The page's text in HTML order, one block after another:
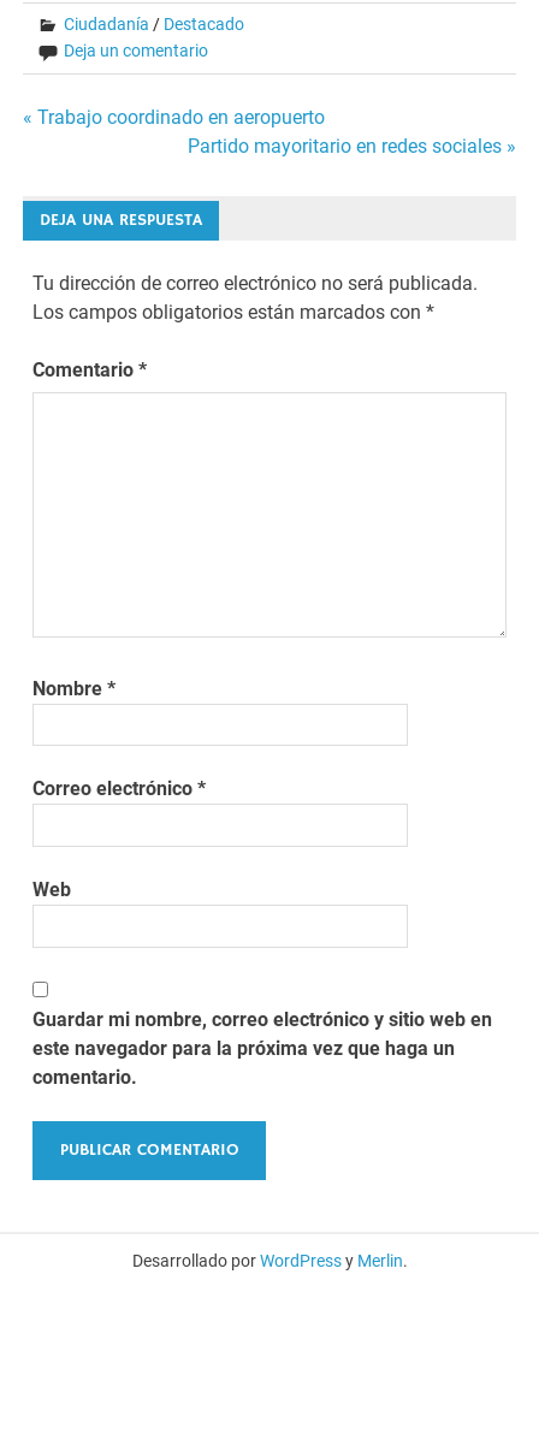
Ciudadanía / Destacado
Deja un comentario
Navegación
entradas
« Trabajo coordinado en aeropuerto
Partido mayoritario en redes sociales »
DEJA UNA RESPUESTA
Tu dirección de correo electrónico no será publicada.
Los campos obligatorios están marcados con*
Comentario*
Nombre*
Correo electrónico*
Web
Guardar mi nombre, correo electrónico y sitio web en
este navegador para la próxima vez que haga un
comentario.
Desarrollado porWordPressy Merlin.